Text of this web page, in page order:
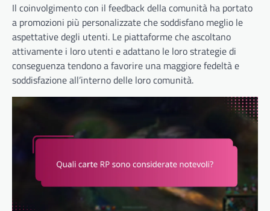
Il coinvolgimento con il feedback della comunità ha portato
a promozioni più personalizzate che soddisfano meglio le
aspettative degli utenti. Le piattaforme che ascoltano
attivamente i loro utenti e adattano le loro strategie di
conseguenza tendono a favorire una maggiore fedeltà e
soddisfazione all’interno delle loro comunità.